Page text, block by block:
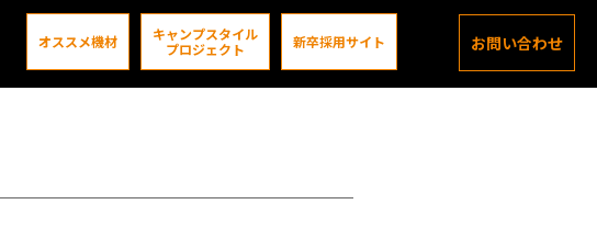
オススメ機材
キャンプスタイル
プロジェクト
新卒採用サイト お問い合わせ